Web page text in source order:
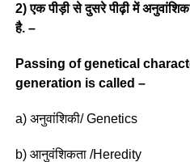
2) एक पीड़ी से दुसरे पीढ़ी में
है. –
Passing of genetical
generation is called –
a) अनुवांशिकी/ Genetics
b) आनुवंशिकता /Heredity